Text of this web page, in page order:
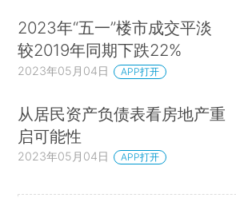
2023年“五一”楼市成交平淡
较2019年同期下跌22%
2023年05月04日 APP打开
从居民资产负债表看房地产重
启可能性
2023年05月04日 APP打开